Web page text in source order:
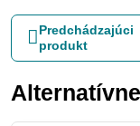
Predchádzajúci
produkt